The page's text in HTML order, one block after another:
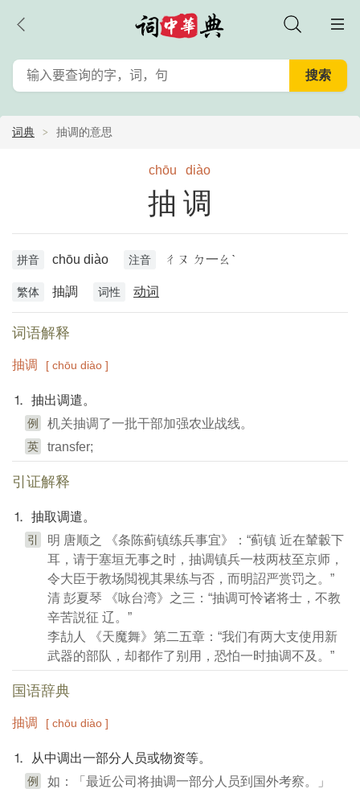
词典 抽调的意思
chōu diào
抽调
拼音 chōu diào 注音 ㄔㄡ ㄉ一ㄠˋ
繁体 抽調 词性 动词
词语解释
抽调 [ chōu diào ]
⒈ 抽出调遣。
例 机关抽调了一批干部加强农业战线。
英 transfer;
引证解释
⒈ 抽取调遣。
引
明 唐顺之 《条陈蓟镇练兵事宜》：“蓟镇 近在輦轂下
耳，请于塞垣无事之时，抽调镇兵一枝两枝至京师，
令大臣于教场閲视其果练与否，而明詔严赏罚之。”
清 彭夏琴 《咏台湾》之三：“抽调可怜诸将士，不教
辛苦説征 辽。”
李劼人 《天魔舞》第二五章：“我们有两大支使用新
武器的部队，却都作了别用，恐怕一时抽调不及。”
国语辞典
抽调 [ chōu diào ]
⒈ 从中调出一部分人员或物资等。
例 如：「最近公司将抽调一部分人员到国外考察。」